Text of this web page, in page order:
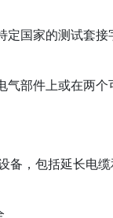
国家的测试套
部件上或在两
备，包括延长电缆